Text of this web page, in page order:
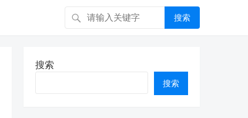
搜索
搜索
搜索